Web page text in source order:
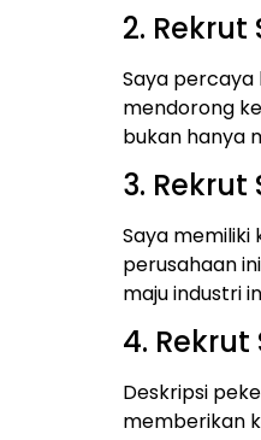
2.
Saya percaya
mendorong
bukan hanya
3.
Saya
perusahaan
maju industri
4.
Deskripsi
memberikan